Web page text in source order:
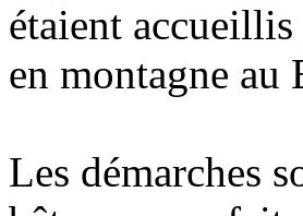
étaient
en montagne au
Les démarches